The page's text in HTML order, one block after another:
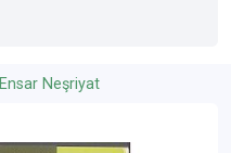
Ensar Neşriyat